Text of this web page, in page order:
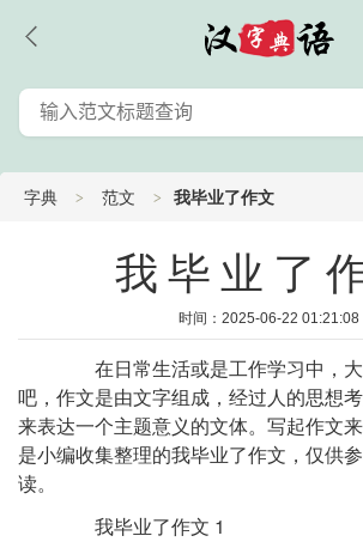
字典 范文 我毕业了作文
我毕业了
时间：2025-06-22 01:21:08
在日常生活或是工作学习中，大
吧，作文是由文字组成，经过人的思想
来表达一个主题意义的文体。写起作文
是小编收集整理的我毕业了作文，仅供
读。
我毕业了作文 1